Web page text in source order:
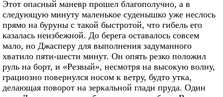
Этот опасный маневр прошел благополучно, а в
следующую минуту маленькое суденышко уже неслось
прямо на буруны с такой быстротой, что гибель его
казалась неизбежной. До берега оставалось совсем
мало, но Джасперу для выполнения задуманного
хватило пяти-шести минут. Он опять резко положил
руль на борт, и «Резвый», несмотря на высокую волну,
грациозно повернулся носом к ветру, будто утка,
делающая поворот на зеркальной глади пруда. Один